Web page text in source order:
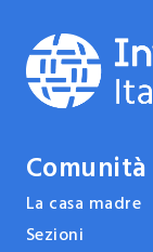
Comunità
La casa madre
Sezioni